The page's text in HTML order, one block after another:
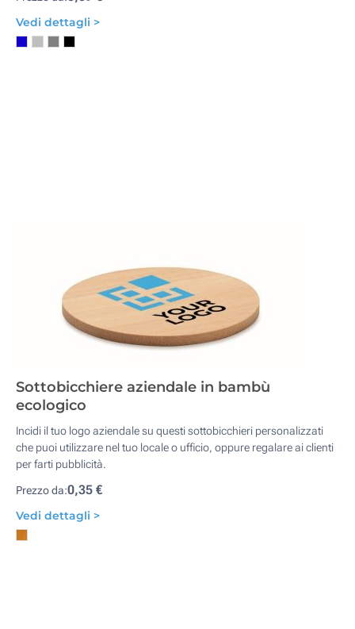
Vedi dettagli >
Sottobicchiere aziendale in bambù
ecologico
Incidi il tuo logo aziendale su questi sottobicchieri personalizzati
che puoi utilizzare nel tuo locale o ufficio, oppure regalare ai clienti
per farti pubblicità.
Prezzo da:0,35 €
Vedi dettagli >